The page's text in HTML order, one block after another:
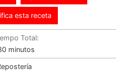
esta receta
Total:
minutos